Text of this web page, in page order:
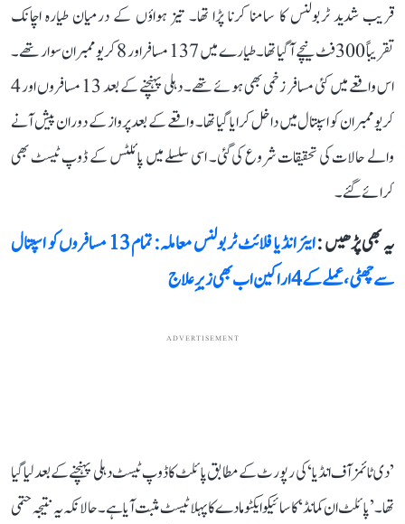
قریب شدید ٹربولنس کا سامنا کرنا پڑا تھا۔ تیز ہواؤں کے درمیان طیارہ اچانک
تقریباً 300 فٹ نیچے آگیا تھا۔ طیارے میں 137 مسافر اور 8 کریو ممبران سوار تھے۔
اس واقعے میں کئی مسافر زخمی بھی ہوئے تھے۔ دہلی پہنچنے کے بعد 13 مسافروں اور 4
کریو ممبران کو اسپتال میں داخل کرایا گیا تھا۔ واقعے کے بعد پرواز کے دوران پیش آنے
والے حالات کی تحقیقات شروع کی گئی۔ اسی سلسلے میں پائلٹس کے ڈوپ ٹیسٹ بھی
کرائے گئے۔
یہ بھی پڑھیں :
ایئر انڈیا فلائٹ ٹربولنس معاملہ: تمام 13 مسافروں کو اسپتال
سے چھٹی، عملے کے 4 اراکین اب بھی زیرِ علاج
ADVERTISEMENT
’دی ٹائمز آف انڈیا‘ کی رپورٹ کے مطابق پائلٹ کا ڈوپ ٹیسٹ دہلی پہنچنے کے بعد لیا گیا
تھا۔ ’پائلٹ ان کمانڈ‘ کا سائیکوایکٹو مادے کا پہلا ٹیسٹ مثبت آیا ہے۔ حالانکہ یہ نتیجہ حتمی